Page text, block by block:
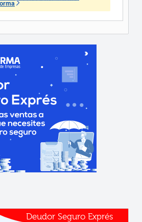
Deudor Seguro Exprés